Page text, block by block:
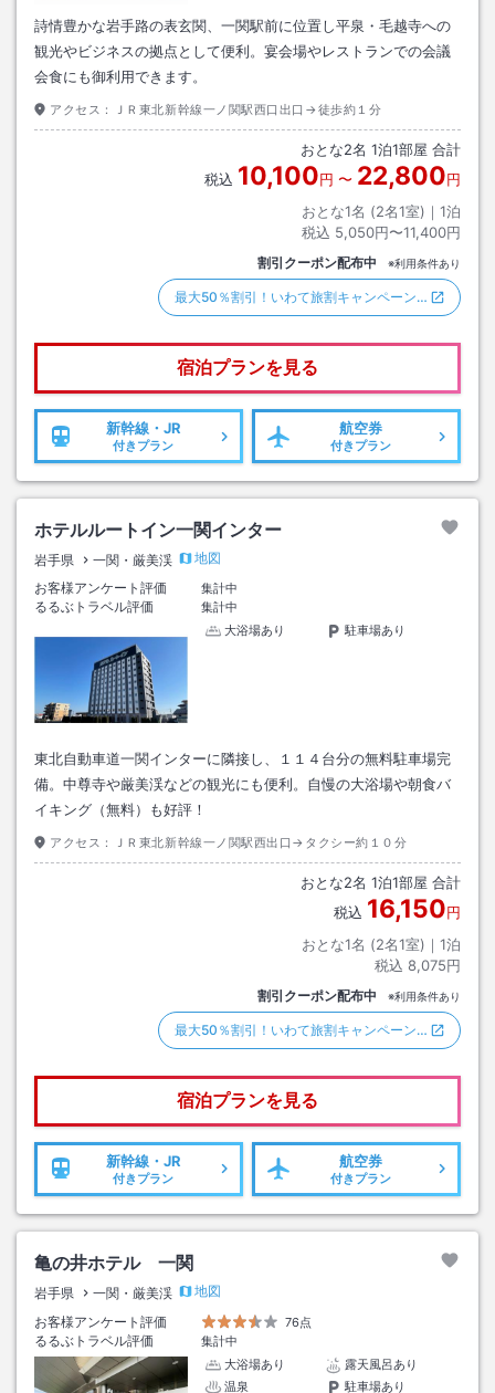
詩情豊かな岩手路の表玄関、一関駅前に位置し平泉・毛越寺への
観光やビジネスの拠点として便利。宴会場やレストランでの会議
会食にも御利用できます。
アクセス： ＪＲ東北新幹線一ノ関駅西口出口→徒歩約１分
おとな2名 1泊1部屋 合計
税込 10,100円 〜 22,800円
おとな1名 (2名1室)｜ 1泊
税込 5,050円〜11,400円
割引クーポン配布中 ※利用条件あり
最大50％割引！いわて旅割キャンペーン…
宿泊プランを見る
新幹線・JR
付きプラン
航空券
付きプラン
ホテルルートイン一関インター
岩手県 一関・厳美渓
地図
お客様アンケート評価
集計中
るるぶトラベル評価
集計中
大浴場あり
駐車場あり
東北自動車道一関インターに隣接し、１１４台分の無料駐車場完
備。中尊寺や厳美渓などの観光にも便利。自慢の大浴場や朝食バ
イキング（無料）も好評！
アクセス： ＪＲ東北新幹線一ノ関駅西出口→タクシー約１０分
おとな2名 1泊1部屋 合計
税込 16,150円
おとな1名 (2名1室)｜ 1泊
税込 8,075円
割引クーポン配布中 ※利用条件あり
最大50％割引！いわて旅割キャンペーン…
宿泊プランを見る
新幹線・JR
付きプラン
航空券
付きプラン
亀の井ホテル 一関
岩手県 一関・厳美渓
地図
お客様アンケート評価
76点
るるぶトラベル評価
集計中
大浴場あり
露天風呂あり
温泉
駐車場あり